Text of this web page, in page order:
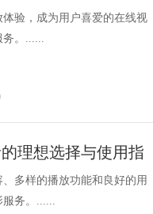
验，成为用户喜爱的在线视
务。......
理想选择与使用指
多样的播放功能和良好的用
服务。......